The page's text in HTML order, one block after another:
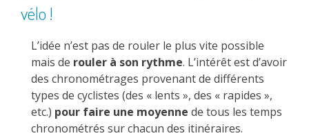
vélo !
L’idée n’est pas de rouler le plus vite possible
mais de rouler à son rythme. L’intérêt est d’avoir
des chronométrages provenant de différents
types de cyclistes (des « lents », des « rapides »,
etc.) pour faire une moyenne de tous les temps
chronométrés sur chacun des itinéraires.